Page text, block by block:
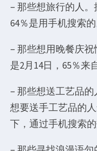
– 那些想旅行的人。
64％是用手机搜索的
– 那些想用晚餐庆
是2月14日，65％来
– 那些想送工艺品
想要送手工艺品的
下，通过手机搜索的